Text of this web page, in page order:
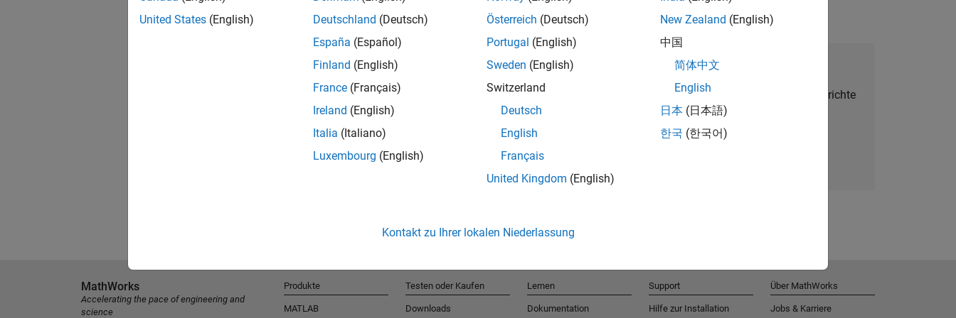
Talent Network beitreten
Erhalten Sie personalisierte Stellenangebote, Berichte
und Unternehmensneuigkeiten.
United States (English)
Deutschland (Deutsch)
España (Español)
Finland (English)
France (Français)
Ireland (English)
Italia (Italiano)
Luxembourg (English)
Österreich (Deutsch)
Portugal (English)
Sweden (English)
Switzerland
Deutsch
English
Français
United Kingdom (English)
New Zealand (English)
中国
简体中文
English
日本 (日本語)
한국 (한국어)
Kontakt zu Ihrer lokalen Niederlassung
MathWorks
Accelerating the pace of engineering and
science
Produkte
MATLAB
Testen oder Kaufen
Downloads
Lernen
Dokumentation
Support
Hilfe zur Installation
Über MathWorks
Jobs & Karriere